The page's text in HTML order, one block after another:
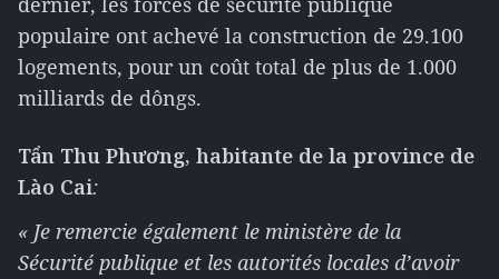
populaire ont achevé la construction de 29.100
logements, pour un coût total de plus de 1.000
milliards de dôngs.
Tẩn Thu Phương, habitante de la province de
Lào Cai:
« Je remercie également le ministère de la
Sécurité publique et les autorités locales d’avoir